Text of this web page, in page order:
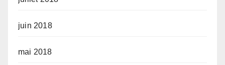
juin 2018
mai 2018